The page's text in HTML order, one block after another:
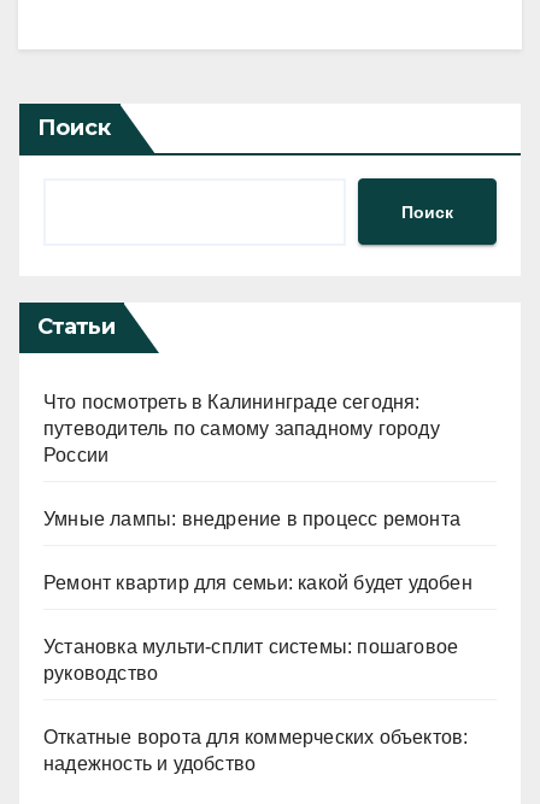
Поиск
Поиск
Статьи
Что посмотреть в Калининграде сегодня:
путеводитель по самому западному городу
России
Умные лампы: внедрение в процесс ремонта
Ремонт квартир для семьи: какой будет удобен
Установка мульти-сплит системы: пошаговое
руководство
Откатные ворота для коммерческих объектов:
надежность и удобство